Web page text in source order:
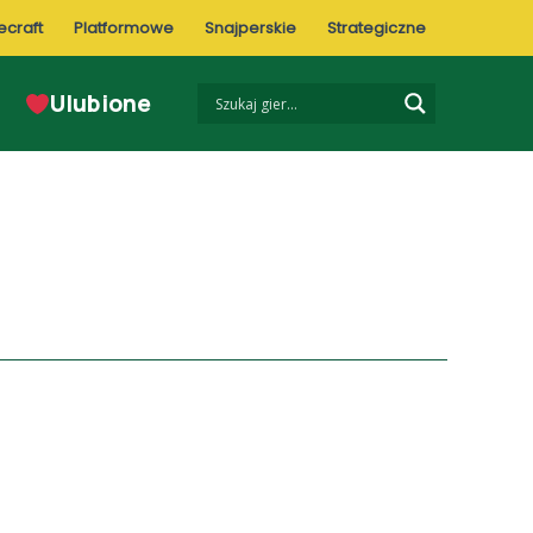
Platformowe Snajperskie Strategiczne
Ulubione